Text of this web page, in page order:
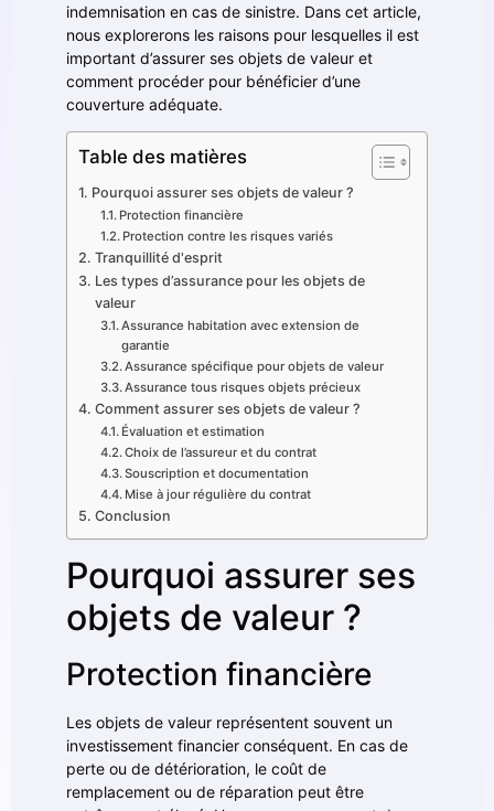
indemnisation en cas de sinistre. Dans cet article,
nous explorerons les raisons pour lesquelles il est
important d’assurer ses objets de valeur et
comment procéder pour bénéficier d’une
couverture adéquate.
Table des matières
Pourquoi assurer ses objets de valeur ?
Protection financière
Protection contre les risques variés
Tranquillité d'esprit
Les types d’assurance pour les objets de
valeur
Assurance habitation avec extension de
garantie
Assurance spécifique pour objets de valeur
Assurance tous risques objets précieux
Comment assurer ses objets de valeur ?
Évaluation et estimation
Choix de l’assureur et du contrat
Souscription et documentation
Mise à jour régulière du contrat
Conclusion
Pourquoi assurer ses
objets de valeur ?
Protection financière
Les objets de valeur représentent souvent un
investissement financier conséquent. En cas de
perte ou de détérioration, le coût de
remplacement ou de réparation peut être